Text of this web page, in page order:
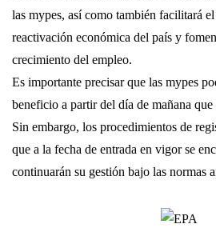
las mypes, así como también facilitará
reactivación económica del país y
crecimiento del empleo.
Es importante precisar que las mypes
beneficio a partir del día de mañana
Sin embargo, los procedimientos de
que a la fecha de entrada en vigor se
continuarán su gestión bajo las normas